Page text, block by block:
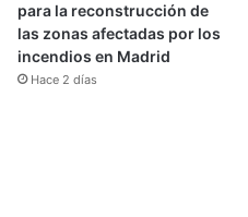
para la reconstrucción de
las zonas afectadas por los
incendios en Madrid
Hace 2 días